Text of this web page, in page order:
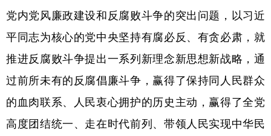
广东 广西 海南 重庆
新疆 内蒙古 黑龙江
党内党风廉政建设和反腐败斗争的突出问题，以习近
平同志为核心的党中央坚持有腐必反、有贪必肃，就
推进反腐败斗争提出一系列新理念新思想新战略，通
过前所未有的反腐倡廉斗争，赢得了保持同人民群众
的血肉联系、人民衷心拥护的历史主动，赢得了全党
高度团结统一、走在时代前列、带领人民实现中华民